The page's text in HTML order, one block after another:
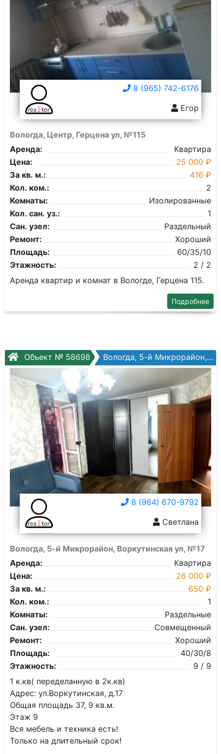
8 (965) 742-6176
Егор
Вологда, Центр, Герцена ул, №115
Аренда:
Квартира
Цена:
25 000 ₽
За кв. м.:
416 ₽
Кол. ком.:
2
Комнаты:
Изолированные
Кол. сан. уз.:
1
Сан. узел:
Раздельный
Ремонт:
Хороший
Площадь:
60/35/10
Этажность:
2 / 2
Аренда квартир и комнат в Вологде, Герцена 115.
Подробнее
Объект № 58698 Вологда, 5-й Микрорайон, Воркутинская ул, №17
8 (964) 670-9792
Светлана
Вологда, 5-й Микрорайон, Воркутинская ул, №17
Аренда:
Квартира
Цена:
26 000 ₽
За кв. м.:
650 ₽
Кол. ком.:
1
Комнаты:
Раздельные
Сан. узел:
Совмещенный
Ремонт:
Хороший
Площадь:
40/30/8
Этажность:
9 / 9
1 к.кв( переделанную в 2к.кв)
Адрес: ул.Воркутинская, д.17
Общая площадь 37, 9 кв.м.
Этаж 9
Вся мебель и техника есть!
Только на длительный срок!